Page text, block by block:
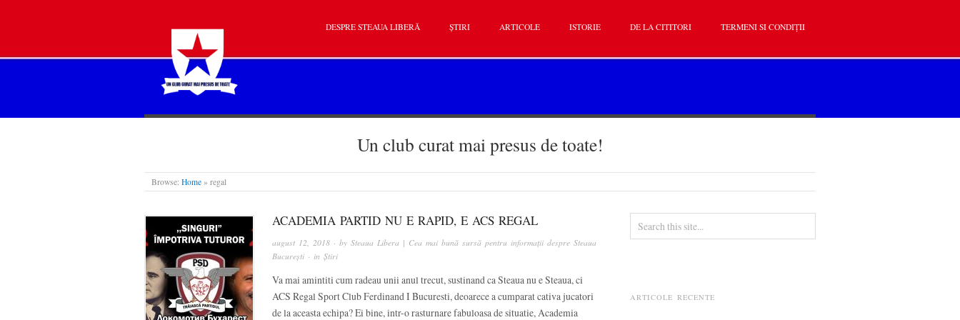
STEAUA LIBERĂ
DESPRE STEAUA LIBERĂ ȘTIRI ARTICOLE ISTORIE DE LA CITITORI TERMENI SI CONDIȚII
Un club curat mai presus de toate!
Browse: Home » regal
ACADEMIA PARTID NU E RAPID, E ACS REGAL
august 12, 2018 · by Steaua Libera | Cea mai bună sursă pentru informații despre Steaua
București · in Știri
Va mai amintiti cum radeau unii anul trecut, sustinand ca Steaua nu e Steaua, ci
ACS Regal Sport Club Ferdinand I Bucuresti, deoarece a cumparat cativa jucatori
de la aceasta echipa? Ei bine, intr-o rasturnare fabuloasa de situatie, Academia
ARTICOLE RECENTE